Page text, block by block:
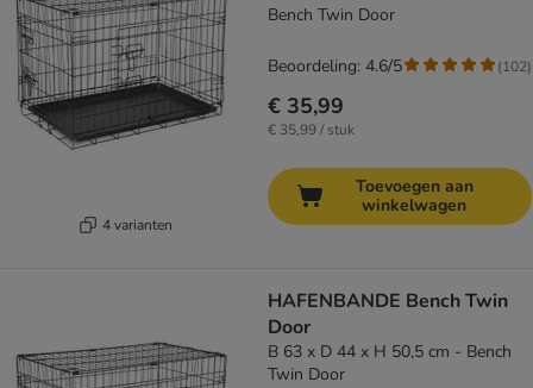
4 varianten
Bench Twin Door
€ 35,99
€ 35,99 / stuk
Beoordeling: 4.6/5 (102)
Toevoegen aan
winkelwagen
HAFENBANDE Bench Twin
Door
B 63 x D 44 x H 50,5 cm - Bench
Twin Door